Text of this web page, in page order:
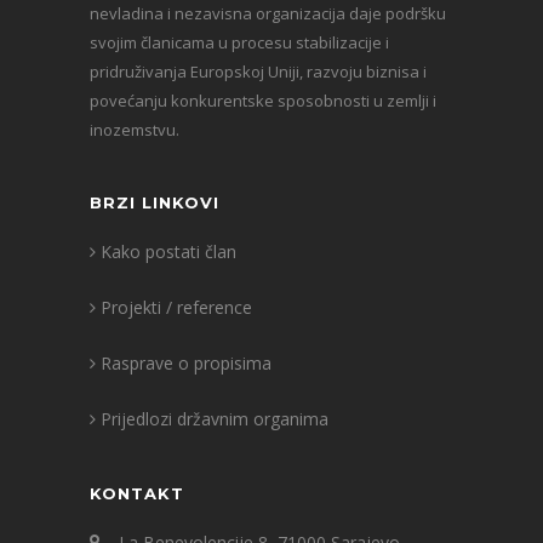
nevladina i nezavisna organizacija daje podršku
svojim članicama u procesu stabilizacije i
pridruživanja Europskoj Uniji, razvoju biznisa i
povećanju konkurentske sposobnosti u zemlji i
inozemstvu.
BRZI LINKOVI
Kako postati član
Projekti / reference
Rasprave o propisima
Prijedlozi državnim organima
KONTAKT